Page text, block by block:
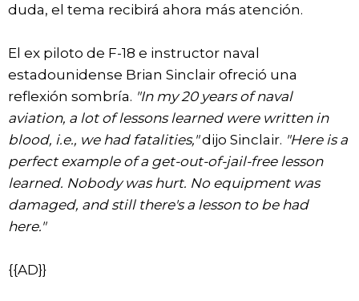
duda, el tema recibirá ahora más atención.
El ex piloto de F-18 e instructor naval
estadounidense Brian Sinclair ofreció una
reflexión sombría. "In my 20 years of naval
aviation, a lot of lessons learned were written in
blood, i.e., we had fatalities,"dijo Sinclair. "Here is a
perfect example of a get-out-of-jail-free lesson
learned. Nobody was hurt. No equipment was
damaged, and still there's a lesson to be had
here."
{{AD}}